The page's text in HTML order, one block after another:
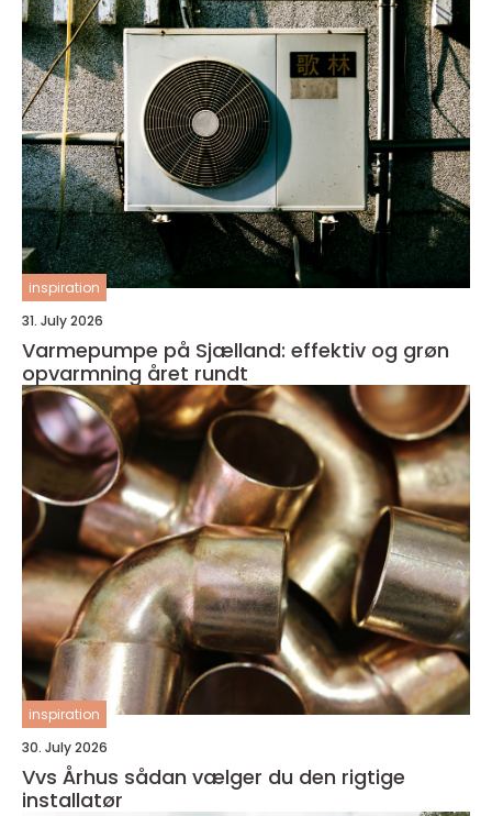
inspiration
31. July 2026
Varmepumpe på Sjælland: effektiv og grøn
opvarmning året rundt
inspiration
30. July 2026
Vvs Århus sådan vælger du den rigtige
installatør